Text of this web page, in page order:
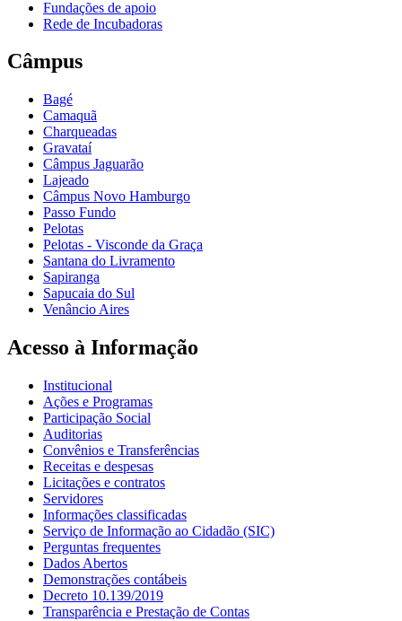
Fundações de apoio
Rede de Incubadoras
Câmpus
Bagé
Camaquã
Charqueadas
Gravataí
Câmpus Jaguarão
Lajeado
Câmpus Novo Hamburgo
Passo Fundo
Pelotas
Pelotas - Visconde da Graça
Santana do Livramento
Sapiranga
Sapucaia do Sul
Venâncio Aires
Acesso à Informação
Institucional
Ações e Programas
Participação Social
Auditorias
Convênios e Transferências
Receitas e despesas
Licitações e contratos
Servidores
Informações classificadas
Serviço de Informação ao Cidadão (SIC)
Perguntas frequentes
Dados Abertos
Demonstrações contábeis
Decreto 10.139/2019
Transparência e Prestação de Contas